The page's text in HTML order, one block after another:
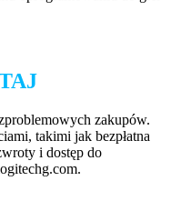
zakupów.
takimi jak bezpłatna
i dostęp do